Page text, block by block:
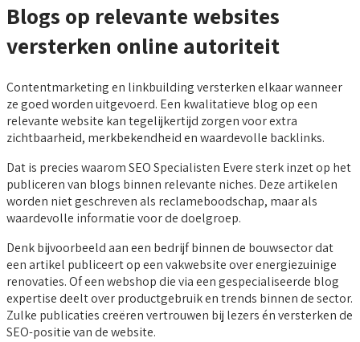
Blogs op relevante websites
versterken online autoriteit
Contentmarketing en linkbuilding versterken elkaar wanneer
ze goed worden uitgevoerd. Een kwalitatieve blog op een
relevante website kan tegelijkertijd zorgen voor extra
zichtbaarheid, merkbekendheid en waardevolle backlinks.
Dat is precies waarom SEO Specialisten Evere sterk inzet op het
publiceren van blogs binnen relevante niches. Deze artikelen
worden niet geschreven als reclameboodschap, maar als
waardevolle informatie voor de doelgroep.
Denk bijvoorbeeld aan een bedrijf binnen de bouwsector dat
een artikel publiceert op een vakwebsite over energiezuinige
renovaties. Of een webshop die via een gespecialiseerde blog
expertise deelt over productgebruik en trends binnen de sector.
Zulke publicaties creëren vertrouwen bij lezers én versterken de
SEO-positie van de website.